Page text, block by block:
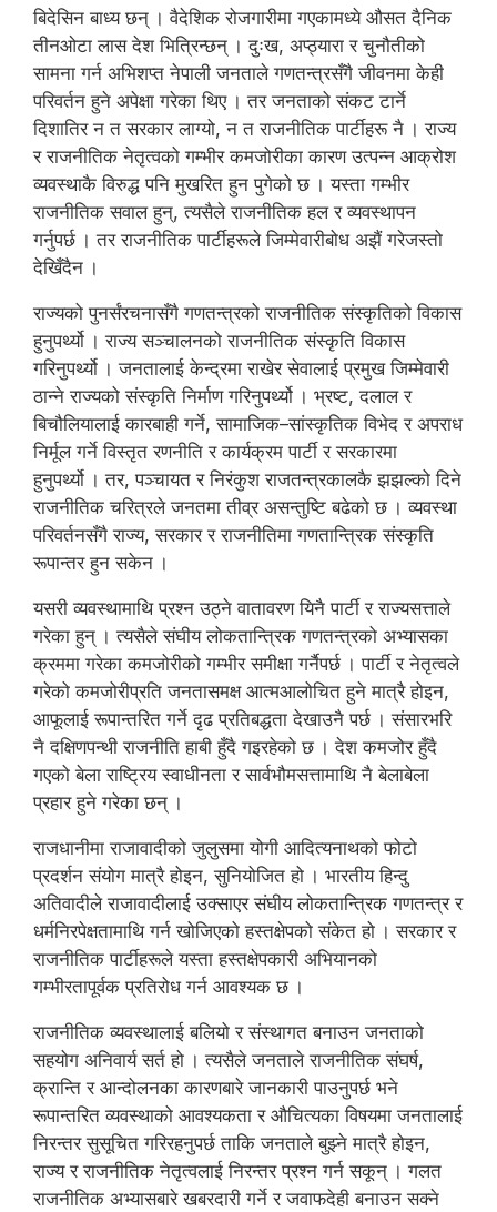
बिदेसिन बाध्य छन् । वैदेशिक रोजगारीमा गएकामध्ये औसत दैनिक
तीनओटा लास देश भित्रिन्छन् । दुःख, अप्ठ्यारा र चुनौतीको
सामना गर्न अभिशप्त नेपाली जनताले गणतन्त्रसँगै जीवनमा केही
परिवर्तन हुने अपेक्षा गरेका थिए । तर जनताको संकट टार्ने
दिशातिर न त सरकार लाग्यो, न त राजनीतिक पार्टीहरू नै । राज्य
र राजनीतिक नेतृत्वको गम्भीर कमजोरीका कारण उत्पन्न आक्रोश
व्यवस्थाकै विरुद्ध पनि मुखरित हुन पुगेको छ । यस्ता गम्भीर
राजनीतिक सवाल हुन्, त्यसैले राजनीतिक हल र व्यवस्थापन
गर्नुपर्छ । तर राजनीतिक पार्टीहरूले जिम्मेवारीबोध अझैं गरेजस्तो
देखिँदैन ।
राज्यको पुनर्संरचनासँगै गणतन्त्रको राजनीतिक संस्कृतिको विकास
हुनुपर्थ्यो । राज्य सञ्चालनको राजनीतिक संस्कृति विकास
गरिनुपर्थ्यो । जनतालाई केन्द्रमा राखेर सेवालाई प्रमुख जिम्मेवारी
ठान्ने राज्यको संस्कृति निर्माण गरिनुपर्थ्यो । भ्रष्ट, दलाल र
बिचौलियालाई कारबाही गर्ने, सामाजिक–सांस्कृतिक विभेद र अपराध
निर्मूल गर्ने विस्तृत रणनीति र कार्यक्रम पार्टी र सरकारमा
हुनुपर्थ्यो । तर, पञ्चायत र निरंकुश राजतन्त्रकालकै झझल्को दिने
राजनीतिक चरित्रले जनतमा तीव्र असन्तुष्टि बढेको छ । व्यवस्था
परिवर्तनसँगै राज्य, सरकार र राजनीतिमा गणतान्त्रिक संस्कृति
रूपान्तर हुन सकेन ।
यसरी व्यवस्थामाथि प्रश्न उठ्ने वातावरण यिनै पार्टी र राज्यसत्ताले
गरेका हुन् । त्यसैले संघीय लोकतान्त्रिक गणतन्त्रको अभ्यासका
क्रममा गरेका कमजोरीको गम्भीर समीक्षा गर्नैपर्छ । पार्टी र नेतृत्वले
गरेको कमजोरीप्रति जनतासमक्ष आत्मआलोचित हुने मात्रै होइन,
आफूलाई रूपान्तरित गर्ने दृढ प्रतिबद्धता देखाउनै पर्छ । संसारभरि
नै दक्षिणपन्थी राजनीति हाबी हुँदै गइरहेको छ । देश कमजोर हुँदै
गएको बेला राष्ट्रिय स्वाधीनता र सार्वभौमसत्तामाथि नै बेलाबेला
प्रहार हुने गरेका छन् ।
राजधानीमा राजावादीको जुलुसमा योगी आदित्यनाथको फोटो
प्रदर्शन संयोग मात्रै होइन, सुनियोजित हो । भारतीय हिन्दु
अतिवादीले राजावादीलाई उक्साएर संघीय लोकतान्त्रिक गणतन्त्र र
धर्मनिरपेक्षतामाथि गर्न खोजिएको हस्तक्षेपको संकेत हो । सरकार र
राजनीतिक पार्टीहरूले यस्ता हस्तक्षेपकारी अभियानको
गम्भीरतापूर्वक प्रतिरोध गर्न आवश्यक छ ।
राजनीतिक व्यवस्थालाई बलियो र संस्थागत बनाउन जनताको
सहयोग अनिवार्य सर्त हो । त्यसैले जनताले राजनीतिक संघर्ष,
क्रान्ति र आन्दोलनका कारणबारे जानकारी पाउनुपर्छ भने
रूपान्तरित व्यवस्थाको आवश्यकता र औचित्यका विषयमा जनतालाई
निरन्तर सुसूचित गरिरहनुपर्छ ताकि जनताले बुझ्ने मात्रै होइन,
राज्य र राजनीतिक नेतृत्वलाई निरन्तर प्रश्न गर्न सकून् । गलत
राजनीतिक अभ्यासबारे खबरदारी गर्ने र जवाफदेही बनाउन सक्ने